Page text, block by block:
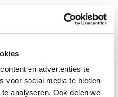
en advertenties te
voor social media te bieden
analyseren. Ook delen we
EN